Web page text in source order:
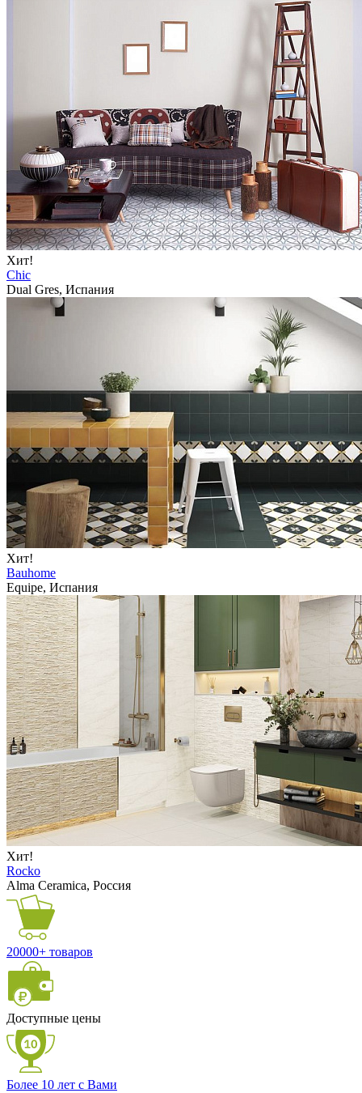
Хит!
Chic
Dual Gres, Испания
Хит!
Bauhome
Equipe, Испания
Хит!
Rocko
Alma Ceramica, Россия
20000+ товаров
Доступные цены
Более 10 лет с Вами